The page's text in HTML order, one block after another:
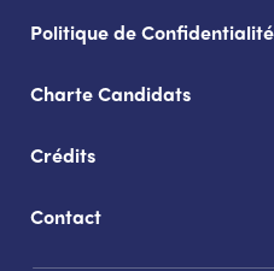
Politique de
Charte Candidats
Crédits
Contact